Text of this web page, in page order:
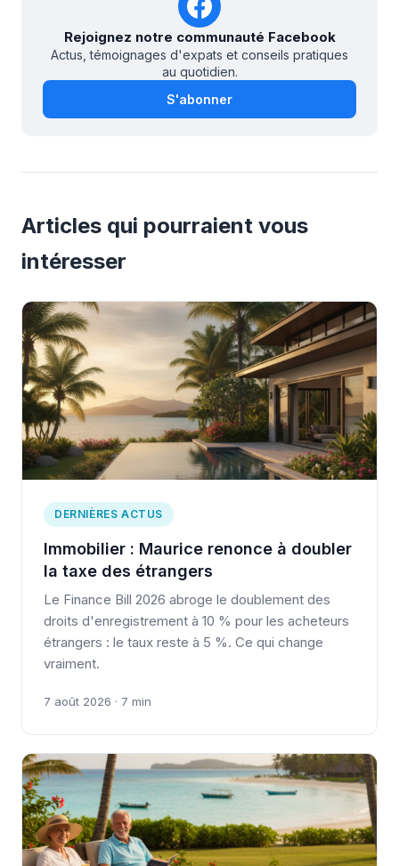
Rejoignez notre communauté Facebook
Actus, témoignages d'expats et conseils pratiques
au quotidien.
S'abonner
Articles qui pourraient vous
intéresser
DERNIÈRES ACTUS
Immobilier : Maurice renonce à doubler
la taxe des étrangers
Le Finance Bill 2026 abroge le doublement des
droits d'enregistrement à 10 % pour les acheteurs
étrangers : le taux reste à 5 %. Ce qui change
vraiment.
7 août 2026 · 7 min